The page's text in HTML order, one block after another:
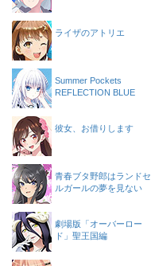
ライザのアトリエ
Summer Pockets
REFLECTION BLUE
彼女、お借りします
青春ブタ野郎はランドセ
ルガールの夢を見ない
劇場版「オーバーロー
ド」聖王国編